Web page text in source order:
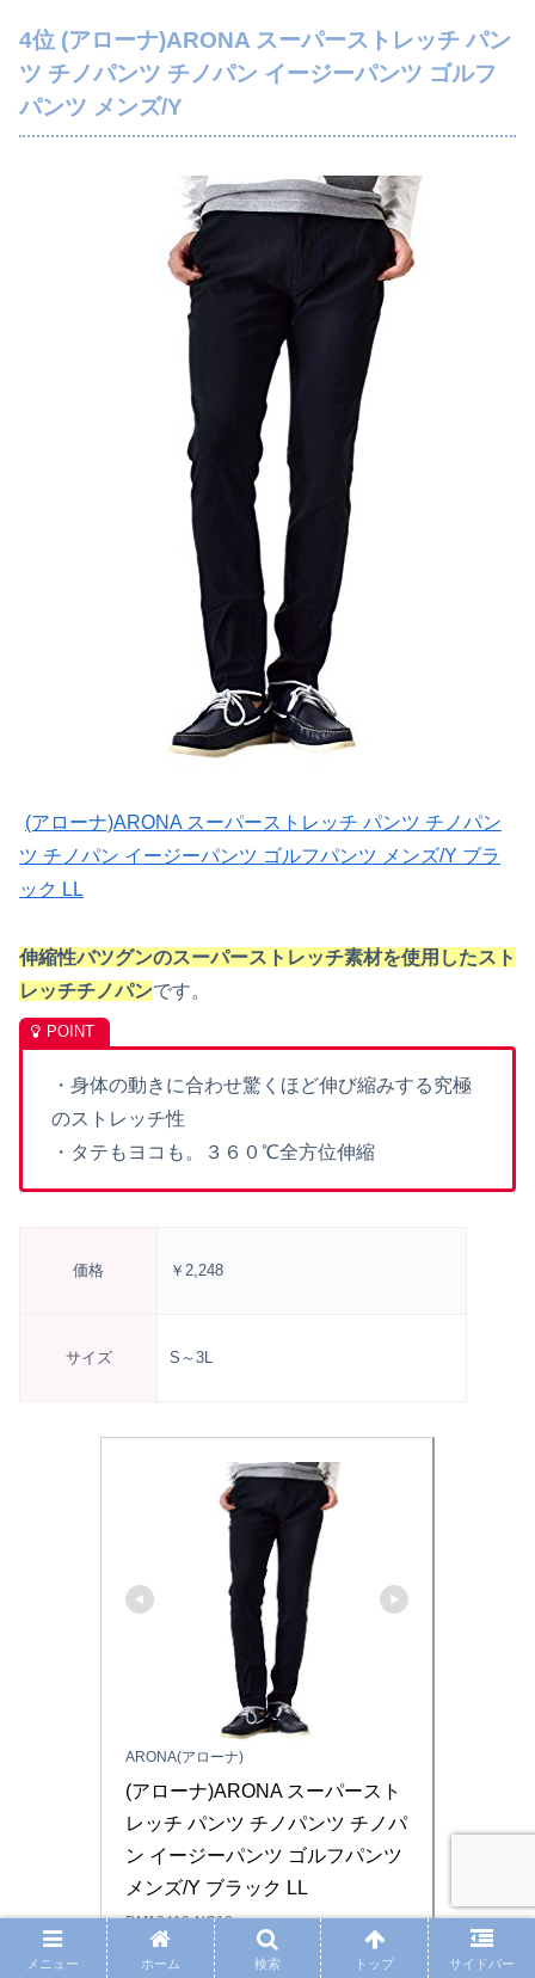
4位 (アローナ)ARONA スーパーストレッチ パン
ツ チノパンツ チノパン イージーパンツ ゴルフ
パンツ メンズ/Y
(アローナ)ARONA スーパーストレッチ パンツ チノパン
ツ チノパン イージーパンツ ゴルフパンツ メンズ/Y ブラ
ック LL
伸縮性バツグンのスーパーストレッチ素材を使用したスト
レッチチノパンです。
・身体の動きに合わせ驚くほど伸び縮みする究極
のストレッチ性
・タテもヨコも。３６０℃全方位伸縮
価格 ￥2 ,248
サイズ S～3L
ARONA(アローナ)
(アローナ)ARONA スーパースト
レッチ パンツ チノパンツ チノパ
ン イージーパンツ ゴルフパンツ
メンズ/Y ブラック LL
DM18412-NO12
メニュー ホーム 検索 トップ サイドバー